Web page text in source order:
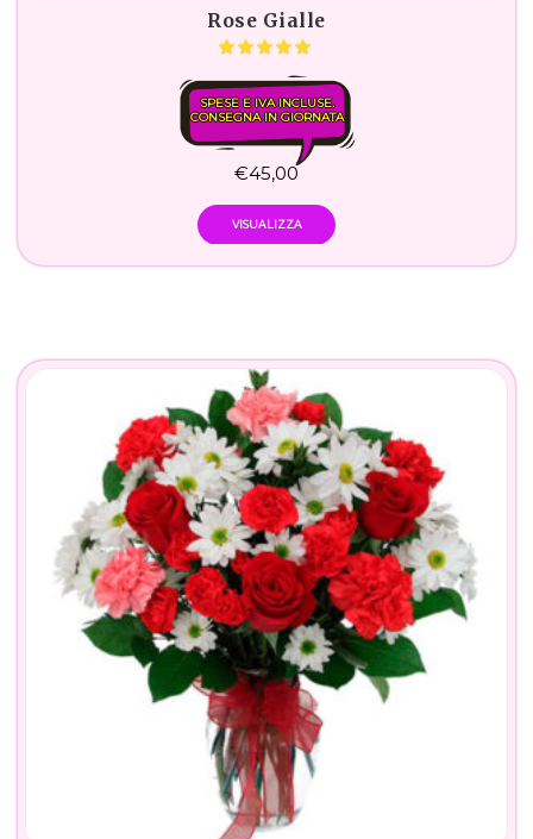
Rose Gialle
SPESE E IVA INCLUSE.
CONSEGNA IN GIORNATA
€45,00
VISUALIZZA